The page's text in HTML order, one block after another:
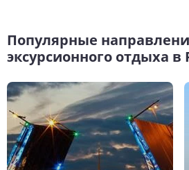
Популярные
эксурсионного отдыха в